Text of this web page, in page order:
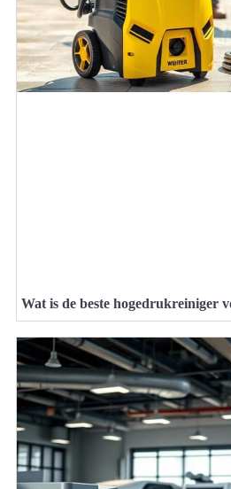
Wat is de beste hogedrukreiniger